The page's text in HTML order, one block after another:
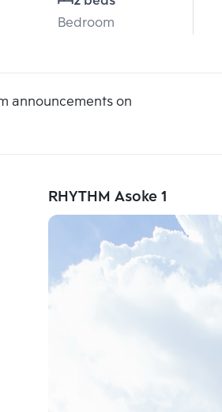
Bedroom
announcements on
RHYTHM Asoke 1